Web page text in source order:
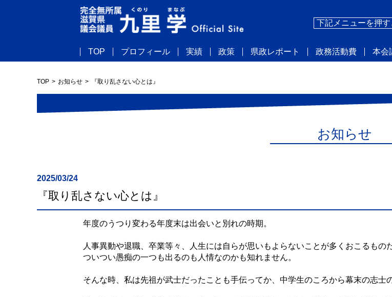
下記メニューを押す
TOP プロフィール 実績 政策 県政レポート 政務活動費 本会
TOP お知らせ 『取り乱さない心とは』
お知らせ
2025/03/24
『取り乱さない心とは』
年度のうつり変わる年度末は出会いと別れの時期。
人事異動や退職、卒業等々、人生には自らが思いもよらないことが多くおこるもの
ついつい愚痴の一つも出るのも人情なのかも知れません。
そんな時、私は先祖が武士だったことも手伝ってか、中学生のころから幕末の志士